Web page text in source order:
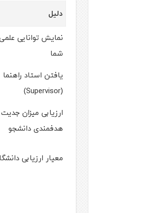
دلیل
نمایش توانایی
شما
یافتن استاد راهنما
(Supervisor)
ارزیابی میزان
هدفمندی دانشجو
معیار ارزیابی